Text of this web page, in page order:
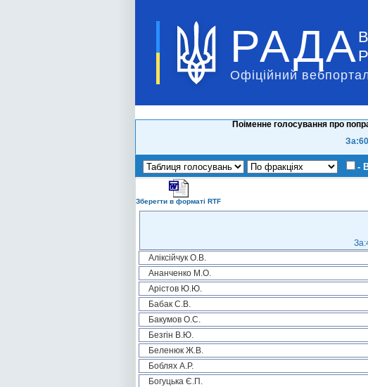
РАДА
Офіційний
Поіменне голосування про
-
Зберегти в форматі RTF
Аліксійчук О.В.
Ананченко М.О.
Арістов Ю.Ю.
Бабак С.В.
Бакумов О.С.
Безгін В.Ю.
Беленюк Ж.В.
Боблях А.Р.
Богуцька Є.П.